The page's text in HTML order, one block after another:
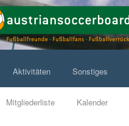
Mitgliederliste Kalender
Aktivitäten Sonstiges